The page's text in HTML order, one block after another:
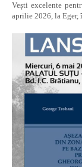
Vești excelente
aprilie 2026, la Eger,